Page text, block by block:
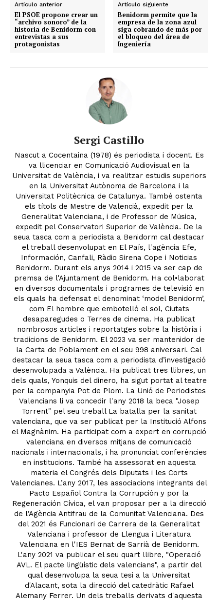
Artículo anterior
El PSOE propone crear un
“archivo sonoro” de la
historia de Benidorm con
entrevistas a sus
protagonistas
Artículo siguiente
Benidorm permite que la
empresa de la zona azul
siga cobrando de más por
el bloqueo del área de
Ingeniería
Sergi Castillo
Nascut a Cocentaina (1978) és periodista i docent. Es
va llicenciar en Comunicació Audiovisual en la
Universitat de València, i va realitzar estudis superiors
en la Universitat Autònoma de Barcelona i la
Universitat Politècnica de Catalunya. També ostenta
els títols de Mestre de Valencià, expedit per la
Generalitat Valenciana, i de Professor de Música,
expedit pel Conservatori Superior de València. De la
seua tasca com a periodista a Benidorm cal destacar
el treball desenvolupat en El País, l'agència Efe,
Información, Canfali, Ràdio Sirena Cope i Noticias
Benidorm. Durant els anys 2014 i 2015 va ser cap de
premsa de l'Ajuntament de Benidorm. Ha col•laborat
en diversos documentals i programes de televisió en
els quals ha defensat el denominat ‘model Benidorm’,
com El hombre que embotelló el sol, Ciutats
desaparegudes o Terres de cinema. Ha publicat
nombrosos articles i reportatges sobre la història i
tradicions de Benidorm. El 2023 va ser mantenidor de
la Carta de Poblament en el seu 998 aniversari. Cal
destacar la seua tasca com a periodista d’investigació
desenvolupada a València. Ha publicat tres llibres, un
dels quals, Yonquis del dinero, ha sigut portat al teatre
per la companyia Pot de Plom. La Unió de Periodistes
Valencians li va concedir l'any 2018 la beca "Josep
Torrent" pel seu treball La batalla per la sanitat
valenciana, que va ser publicat per la Institució Alfons
el Magnànim. Ha participat com a expert en corrupció
valenciana en diversos mitjans de comunicació
nacionals i internacionals, i ha pronunciat conferències
en institucions. També ha assessorat en aquesta
materia el Congrés dels Diputats i les Corts
Valencianes. L’any 2017, les associacions integrants del
Pacto Español Contra la Corrupción y por la
Regeneración Cívica, el van proposar per a la direcció
de l’Agència Antifrau de la Comunitat Valenciana. Des
del 2021 és Funcionari de Carrera de la Generalitat
Valenciana i professor de Llengua i Literatura
Valenciana en l'IES Bernat de Sarrià de Benidorm.
L'any 2021 va publicar el seu quart llibre, "Operació
AVL. El pacte lingüístic dels valencians", a partir del
qual desenvolupa la seua tesi a la Universitat
d'Alacant, sota la direcció del catedràtic Rafael
Alemany Ferrer. Un dels treballs derivats d'aquesta